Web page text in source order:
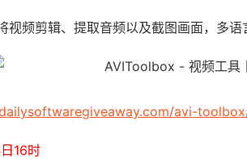
视频剪辑、提取音频以及截图画面，多
avi-
16时